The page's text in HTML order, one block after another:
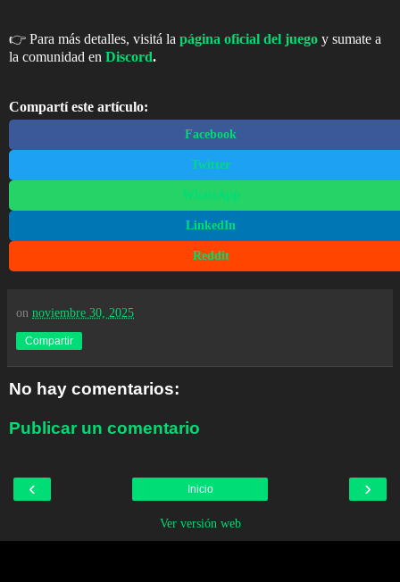
👉 Para más detalles, visitá la página oficial del juego y sumate a
la comunidad en Discord.
Compartí este artículo:
Facebook
Twitter
WhatsApp
LinkedIn
Reddit
on noviembre 30, 2025
Compartir
No hay comentarios:
Publicar un comentario
‹ ›
Inicio
Ver versión web